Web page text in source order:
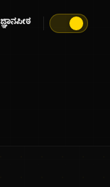
ಜ್ಞಾನಪೀಠ